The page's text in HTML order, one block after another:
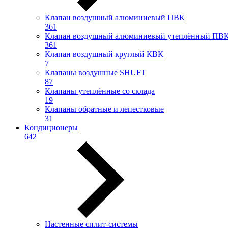
Клапан воздушный алюминиевый ПВК
361
Клапан воздушный алюминиевый утеплённый
361
Клапан воздушный круглый КВК
7
Клапаны воздушные SHUFT
87
Клапаны утеплённые со склада
19
Клапаны обратные и лепестковые
31
Кондиционеры
642
Настенные сплит-системы